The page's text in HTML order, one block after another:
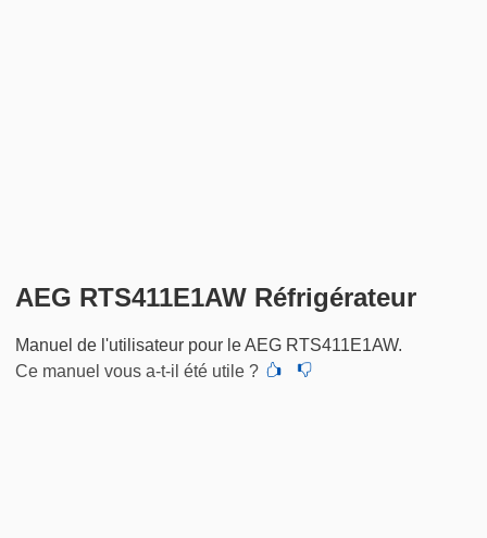
AEG RTS411E1AW Réfrigérateur
Manuel de l'utilisateur pour le AEG RTS411E1AW.
Ce manuel vous a-t-il été utile ?